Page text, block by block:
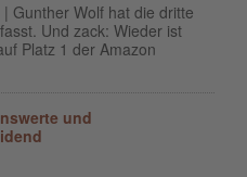
Gunther Wolf hat die dritte
Und zack: Wieder ist
Platz 1 der Amazon
und